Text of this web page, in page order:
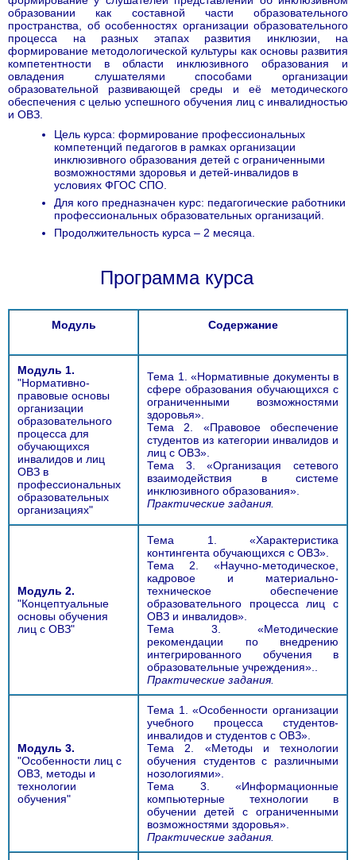
образовании как составной части образовательного
пространства, об особенностях организации образовательного
процесса на разных этапах развития инклюзии, на
формирование методологической культуры как основы развития
компетентности в области инклюзивного образования и
овладения слушателями способами организации
образовательной развивающей среды и её методического
обеспечения с целью успешного обучения лиц с инвалидностью
и ОВЗ.
Цель курса: формирование профессиональных
компетенций педагогов в рамках организации
инклюзивного образования детей с ограниченными
возможностями здоровья и детей-инвалидов в
условиях ФГОС СПО.
Для кого предназначен курс: педагогические работники
профессиональных образовательных организаций.
Продолжительность курса – 2 месяца.
Программа курса
Модуль Содержание
Модуль 1.
"Нормативно-
правовые основы
организации
образовательного
процесса для
обучающихся
инвалидов и лиц
ОВЗ в
профессиональных
образовательных
организациях"
Тема 1. «Нормативные документы в
сфере образования обучающихся с
ограниченными возможностями
здоровья».
Тема 2. «Правовое обеспечение
студентов из категории инвалидов и
лиц с ОВЗ».
Тема 3. «Организация сетевого
взаимодействия в системе
инклюзивного образования».
Практические задания.
Модуль 2.
"Концептуальные
основы обучения
лиц с ОВЗ"
Тема 1. «Характеристика
контингента обучающихся с ОВЗ».
Тема 2. «Научно-методическое,
кадровое и материально-
техническое обеспечение
образовательного процесса лиц с
ОВЗ и инвалидов».
Тема 3. «Методические
рекомендации по внедрению
интегрированного обучения в
образовательные учреждения»..
Практические задания.
Модуль 3.
"Особенности лиц с
ОВЗ, методы и
технологии
обучения"
Тема 1. «Особенности организации
учебного процесса студентов-
инвалидов и студентов с ОВЗ».
Тема 2. «Методы и технологии
обучения студентов с различными
нозологиями».
Тема 3. «Информационные
компьютерные технологии в
обучении детей с ограниченными
возможностями здоровья».
Практические задания.